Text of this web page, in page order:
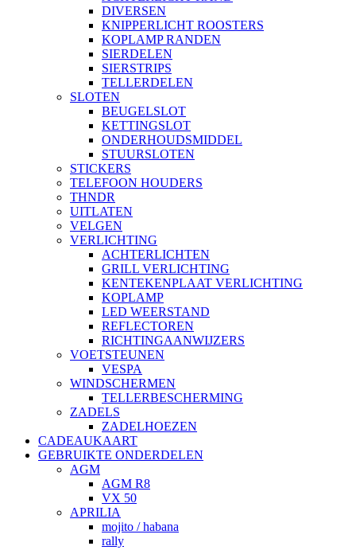
DIVERSEN
KNIPPERLICHT ROOSTERS
KOPLAMP RANDEN
SIERDELEN
SIERSTRIPS
TELLERDELEN
SLOTEN
BEUGELSLOT
KETTINGSLOT
ONDERHOUDSMIDDEL
STUURSLOTEN
STICKERS
TELEFOON HOUDERS
THNDR
UITLATEN
VELGEN
VERLICHTING
ACHTERLICHTEN
GRILL VERLICHTING
KENTEKENPLAAT VERLICHTING
KOPLAMP
LED WEERSTAND
REFLECTOREN
RICHTINGAANWIJZERS
VOETSTEUNEN
VESPA
WINDSCHERMEN
TELLERBESCHERMING
ZADELS
ZADELHOEZEN
CADEAUKAART
GEBRUIKTE ONDERDELEN
AGM
AGM R8
VX 50
APRILIA
mojito / habana
rally